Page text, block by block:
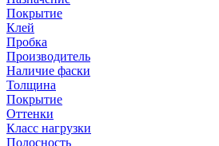
Покрытие
Клей
Пробка
Производитель
Наличие фаски
Толщина
Покрытие
Оттенки
Класс нагрузки
Полосность